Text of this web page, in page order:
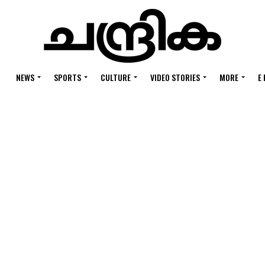
NEWS SPORTS CULTURE VIDEO STORIES MORE E